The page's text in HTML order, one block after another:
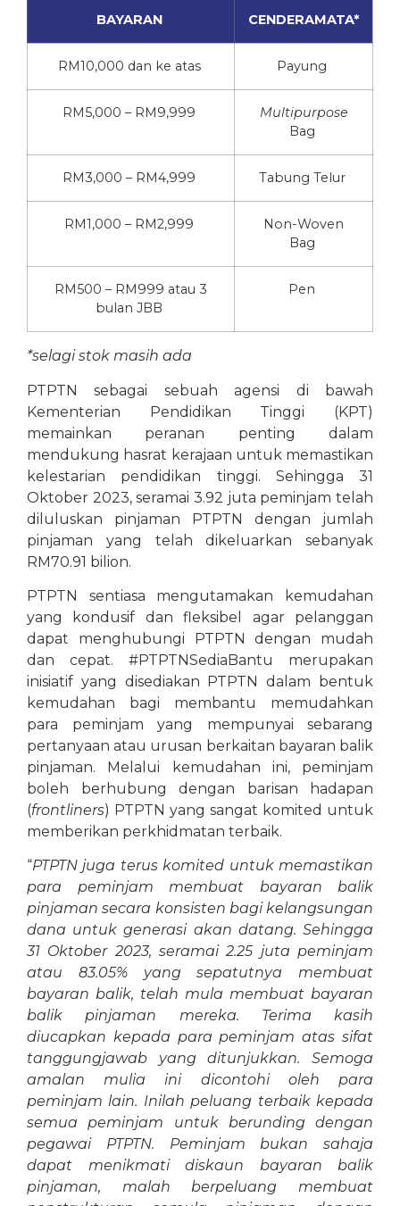
BAYARAN CENDERAMATA*
RM10,000 dan ke atas Payung
RM5,000 – RM9,999
Multipurpose
Bag
RM3,000 – RM4,999 Tabung Telur
RM1,000 – RM2,999 Non-Woven
Bag
RM500 – RM999 atau 3
bulan JBB
Pen
*selagi stok masih ada
PTPTN sebagai sebuah agensi di bawah
Kementerian Pendidikan Tinggi (KPT)
memainkan peranan penting dalam
mendukung hasrat kerajaan untuk memastikan
kelestarian pendidikan tinggi. Sehingga 31
Oktober 2023, seramai 3.92 juta peminjam telah
diluluskan pinjaman PTPTN dengan jumlah
pinjaman yang telah dikeluarkan sebanyak
RM70.91 bilion.
PTPTN sentiasa mengutamakan kemudahan
yang kondusif dan fleksibel agar pelanggan
dapat menghubungi PTPTN dengan mudah
dan cepat. #PTPTNSediaBantu merupakan
inisiatif yang disediakan PTPTN dalam bentuk
kemudahan bagi membantu memudahkan
para peminjam yang mempunyai sebarang
pertanyaan atau urusan berkaitan bayaran balik
pinjaman. Melalui kemudahan ini, peminjam
boleh berhubung dengan barisan hadapan
(frontliners) PTPTN yang sangat komited untuk
memberikan perkhidmatan terbaik.
“PTPTN juga terus komited untuk memastikan
para peminjam membuat bayaran balik
pinjaman secara konsisten bagi kelangsungan
dana untuk generasi akan datang. Sehingga
31 Oktober 2023, seramai 2.25 juta peminjam
atau 83.05% yang sepatutnya membuat
bayaran balik, telah mula membuat bayaran
balik pinjaman mereka. Terima kasih
diucapkan kepada para peminjam atas sifat
tanggungjawab yang ditunjukkan. Semoga
amalan mulia ini dicontohi oleh para
peminjam lain. Inilah peluang terbaik kepada
semua peminjam untuk berunding dengan
pegawai PTPTN. Peminjam bukan sahaja
dapat menikmati diskaun bayaran balik
pinjaman, malah berpeluang membuat